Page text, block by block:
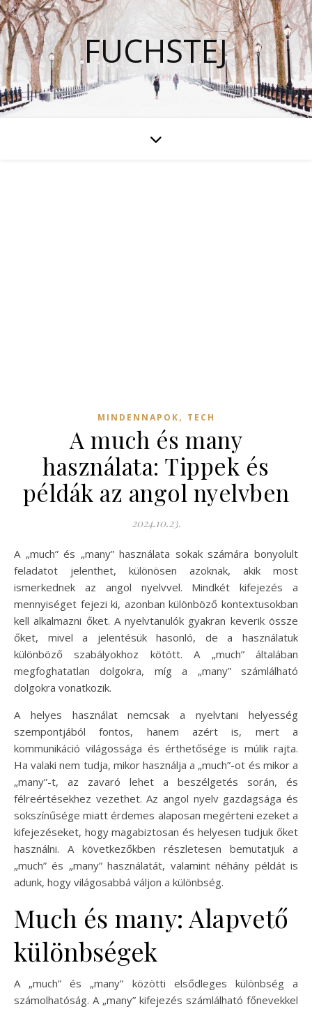
FUCHSTEJ
MINDENNAPOK, TECH
A much és many
használata: Tippek és
példák az angol nyelvben
2024.10.23.
A „much” és „many” használata sokak számára bonyolult
feladatot jelenthet, különösen azoknak, akik most
ismerkednek az angol nyelvvel. Mindkét kifejezés a
mennyiséget fejezi ki, azonban különböző kontextusokban
kell alkalmazni őket. A nyelvtanulók gyakran keverik össze
őket, mivel a jelentésük hasonló, de a használatuk
különböző szabályokhoz kötött. A „much” általában
megfoghatatlan dolgokra, míg a „many” számlálható
dolgokra vonatkozik.
A helyes használat nemcsak a nyelvtani helyesség
szempontjából fontos, hanem azért is, mert a
kommunikáció világossága és érthetősége is múlik rajta.
Ha valaki nem tudja, mikor használja a „much”-ot és mikor a
„many”-t, az zavaró lehet a beszélgetés során, és
félreértésekhez vezethet. Az angol nyelv gazdagsága és
sokszínűsége miatt érdemes alaposan megérteni ezeket a
kifejezéseket, hogy magabiztosan és helyesen tudjuk őket
használni. A következőkben részletesen bemutatjuk a
„much” és „many” használatát, valamint néhány példát is
adunk, hogy világosabbá váljon a különbség.
Much és many: Alapvető
különbségek
A „much” és „many” közötti elsődleges különbség a
számolhatóság. A „many” kifejezés számlálható főnevekkel